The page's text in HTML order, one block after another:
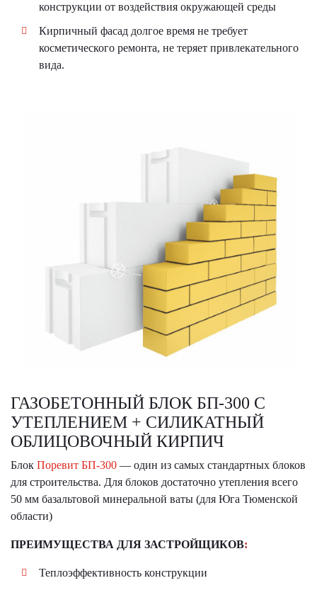
конструкции от воздействия окружающей среды
Кирпичный фасад долгое время не требует
косметического ремонта, не теряет привлекательного
вида.
ГАЗОБЕТОННЫЙ БЛОК БП-300 С
УТЕПЛЕНИЕМ + СИЛИКАТНЫЙ
ОБЛИЦОВОЧНЫЙ КИРПИЧ
Блок Поревит БП-300 — один из самых стандартных блоков
для строительства. Для блоков достаточно утепления всего
50 мм базальтовой минеральной ваты (для Юга Тюменской
области)
ПРЕИМУЩЕСТВА ДЛЯ ЗАСТРОЙЩИКОВ:
Теплоэффективность конструкции